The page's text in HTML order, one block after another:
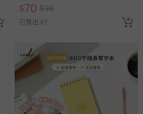
$70 $99
已售出 67